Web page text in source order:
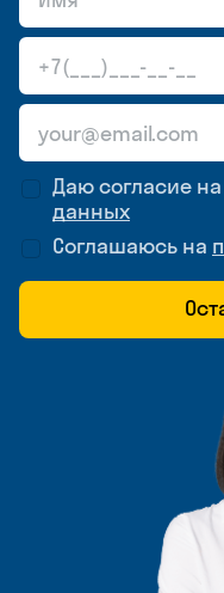
Даю согласие
данных
Соглашаюсь на